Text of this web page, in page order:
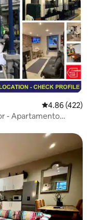
Calificación
4.86 (422)
- Apartamento